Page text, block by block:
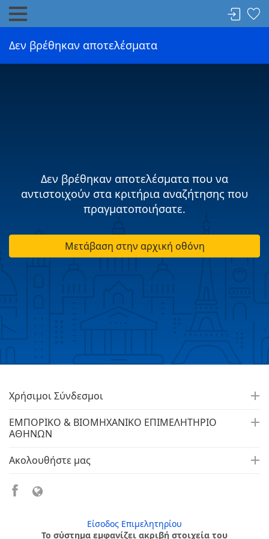
Δεν βρέθηκαν αποτελέσματα
Δεν βρέθηκαν αποτελέσματα που να
αντιστοιχούν στα κριτήρια αναζήτησης που
πραγματοποιήσατε.
Μετάβαση στην αρχική οθόνη
Χρήσιμοι Σύνδεσμοι
ΕΜΠΟΡΙΚΟ & ΒΙΟΜΗΧΑΝΙΚΟ ΕΠΙΜΕΛΗΤΗΡΙΟ
ΑΘΗΝΩΝ
Ακολουθήστε μας
Είσοδος Επιμελητηρίου
Το σύστημα εμφανίζει ακριβή στοιχεία του